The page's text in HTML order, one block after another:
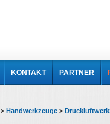
KONTAKT PARTNER
> Handwerkzeuge >